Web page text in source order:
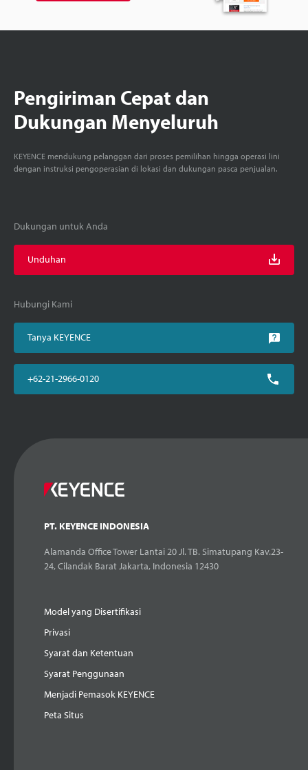
Pengiriman Cepat dan
Dukungan Menyeluruh
KEYENCE mendukung pelanggan dari proses pemilihan hingga operasi lini
dengan instruksi pengoperasian di lokasi dan dukungan pasca penjualan.
Dukungan untuk Anda
Unduhan
Hubungi Kami
Tanya KEYENCE
+62-21-2966-0120
PT. KEYENCE INDONESIA
Alamanda Office Tower Lantai 20 Jl. TB. Simatupang Kav.23-
24, Cilandak Barat Jakarta, Indonesia 12430
Model yang Disertifikasi
Privasi
Syarat dan Ketentuan
Syarat Penggunaan
Menjadi Pemasok KEYENCE
Peta Situs